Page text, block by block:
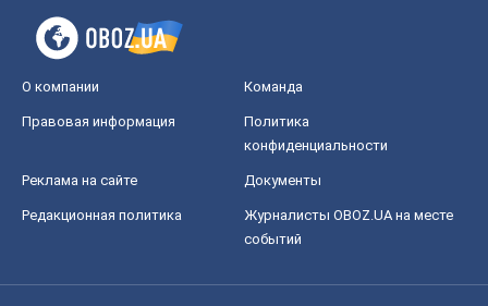
О компании Команда
Правовая информация
Политика
конфиденциальности
Реклама на сайте Документы
Редакционная политика
Журналисты OBOZ.UA на месте
событий